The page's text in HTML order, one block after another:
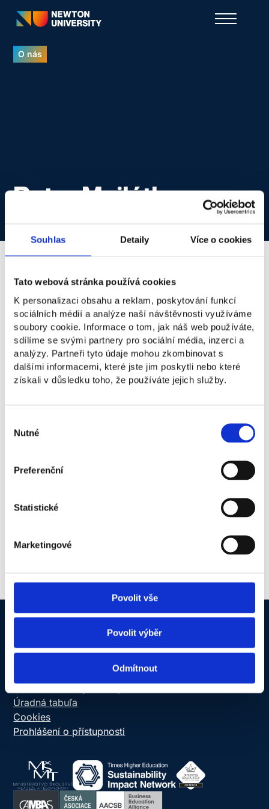
Souhlas Detaily Více o cookies
Tato webová stránka používá cookies
K personalizaci obsahu a reklam, poskytování funkcí
sociálních médií a analýze naší návštěvnosti využíváme
soubory cookie. Informace o tom, jak náš web používáte,
sdílíme se svými partnery pro sociální média, inzerci a
analýzy. Partneři tyto údaje mohou zkombinovat s
dalšími informacemi, které jste jim poskytli nebo které
získali v důsledku toho, že používáte jejich služby.
souhlasu
Nutné
Preferenční
Statistické
Marketingové
Povolit vše
Povolit výběr
Odmítnout
O nás
Peter Majláth
Peter Majláth sa dlhodobo venuje výučbe
a osvojovaniu jazykov, pričom na NEWTON
University vedie študentov k efektívnemu
zvládnutiu manažérskej angličtiny, ukazujúc,
že učenie môže byť jednoduché a zábavné.
Tento prístup je úzko spojený s jeho hlbokým
záujmom o neurovedy a ich praktické využitie
prvkov osobného aj profesijného úspechu.
NEWTON Today
Online schránka dôvery
Úradná tabuľa
Cookies
Prohlášení o přístupnosti